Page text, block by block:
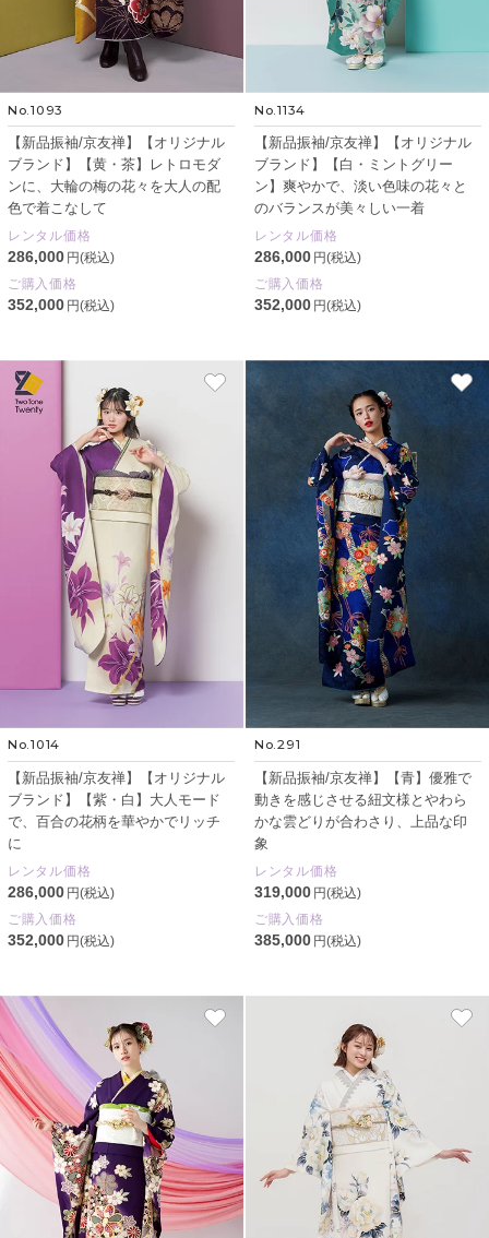
No.1093
【新品振袖/京友禅】【オリジナル
ブランド】【黄・茶】レトロモダ
ンに、大輪の梅の花々を大人の配
色で着こなして
レンタル価格
286,000 円(税込)
ご購入価格
352,000 円(税込)
No.1134
【新品振袖/京友禅】【オリジナル
ブランド】【白・ミントグリー
ン】爽やかで、淡い色味の花々と
のバランスが美々しい一着
レンタル価格
286,000 円(税込)
ご購入価格
352,000 円(税込)
No.1014
【新品振袖/京友禅】【オリジナル
ブランド】【紫・白】大人モード
で、百合の花柄を華やかでリッチ
に
レンタル価格
286,000 円(税込)
ご購入価格
352,000 円(税込)
No.291
【新品振袖/京友禅】【青】優雅で
動きを感じさせる紐文様とやわら
かな雲どりが合わさり、上品な印
象
レンタル価格
319,000 円(税込)
ご購入価格
385,000 円(税込)